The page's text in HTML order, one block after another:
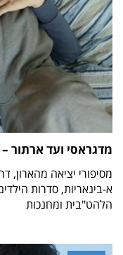
מדגראסי ועד ארתור
מסיפורי יציאה מהארון,
א-בינאריות, סדרות
הלהט"בית ומחנכות